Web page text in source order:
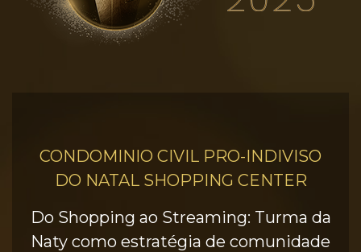
CONDOMINIO CIVIL PRO-INDIVISO
DO NATAL SHOPPING CENTER
Do Shopping ao Streaming: Turma da
Naty como estratégia de comunidade